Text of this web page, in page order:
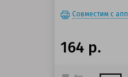
Совместим с
164 р.